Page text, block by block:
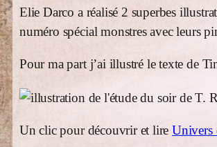
Elie Darco a réalisé 2 superbes
numéro spécial monstres avec leurs
Pour ma part j’ai illustré le texte de
Un clic pour découvrir et lireUnivers